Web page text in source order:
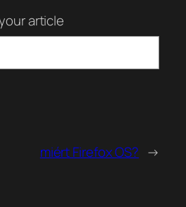
article
miért Firefox OS? →